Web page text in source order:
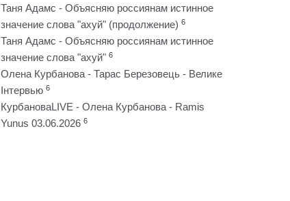
Таня Адамс - Объясняю россиянам истинное
значение слова "ахуй" (продолжение) 6
Таня Адамс - Объясняю россиянам истинное
значение слова "ахуй" 6
Олена Курбанова - Тарас Березовець - Велике
Інтервью 6
КурбановаLIVE - Олена Курбанова - Ramis
Yunus 03.06.2026 6